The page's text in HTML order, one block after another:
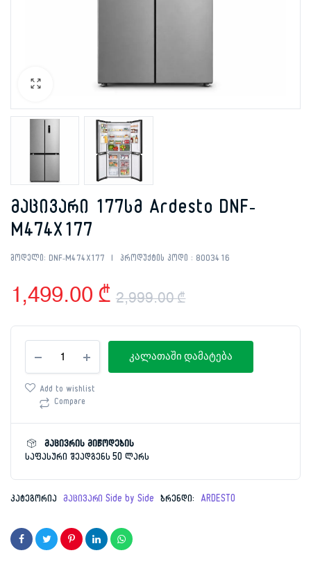
მაცივარი 177სმ Ardesto DNF-
M474X177
მოდელი: DNF-M474X177 პროდუქტის კოდი : 8003416
2,999.00₾
Original
price
2,999.00 ₾.
1,499.00 ₾
Current
price
1,499.00 ₾.
177სმ
Ardesto
DNF-
M474X177
კალათაში დამატება
Add to wishlist
Compare
მაცივრის მიწოდების
საფასური შეადგენს 50 ლარს
კატეგორია მაცივარი Side by Side ბრენდი: ARDESTO